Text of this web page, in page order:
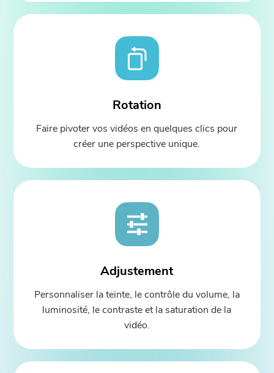
Rotation
Faire pivoter vos vidéos en quelques clics pour
créer une perspective unique.
Adjustement
Personnaliser la teinte, le contrôle du volume, la
luminosité, le contraste et la saturation de la
vidéo.